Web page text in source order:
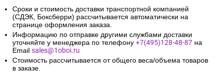
Сроки и стоимость доставки транспортной компанией
(СДЭК, Боксберри) рассчитывается автоматически на
странице оформления заказа.
Информацию по отправке другими службами доставки
уточняйте у менеджера по телефону +7(495)128-48-87 на
Email sales@1oboi.ru
Стоимость рассчитывается от общего веса/объема товаров
в заказе.